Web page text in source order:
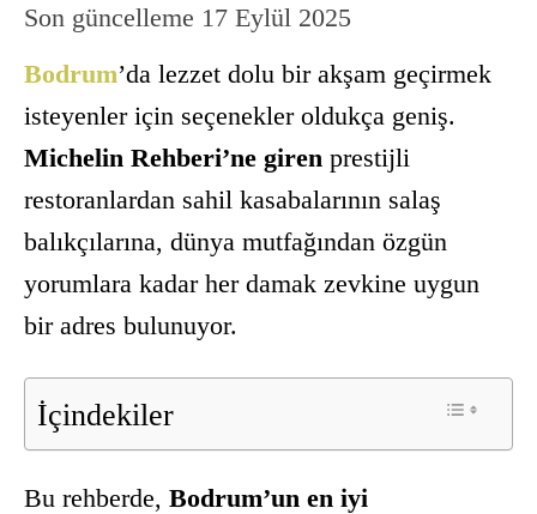
Son güncelleme 17 Eylül 2025
Bodrum’da lezzet dolu bir akşam geçirmek
isteyenler için seçenekler oldukça geniş.
Michelin Rehberi’ne giren prestijli
restoranlardan sahil kasabalarının salaş
balıkçılarına, dünya mutfağından özgün
yorumlara kadar her damak zevkine uygun
bir adres bulunuyor.
İçindekiler
Bu rehberde, Bodrum’un en iyi